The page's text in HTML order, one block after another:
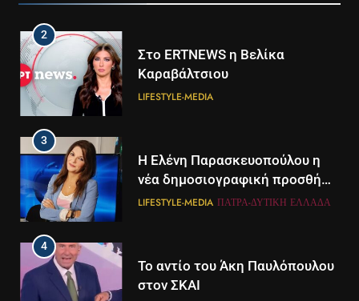
2
Στο ERTNEWS η Βελίκα
Καραβάλτσιου
LIFESTYLE-MEDIA
3
Η Ελένη Παρασκευοπούλου η
νέα δημοσιογραφική προσθήκη
του ΣΚΑΪ στην Πάτρα
LIFESTYLE-MEDIA ΠΆΤΡΑ-ΔΥΤΙΚΉ ΕΛΛΆΔΑ
4
Το αντίο του Άκη Παυλόπουλου
στον ΣΚΑΙ